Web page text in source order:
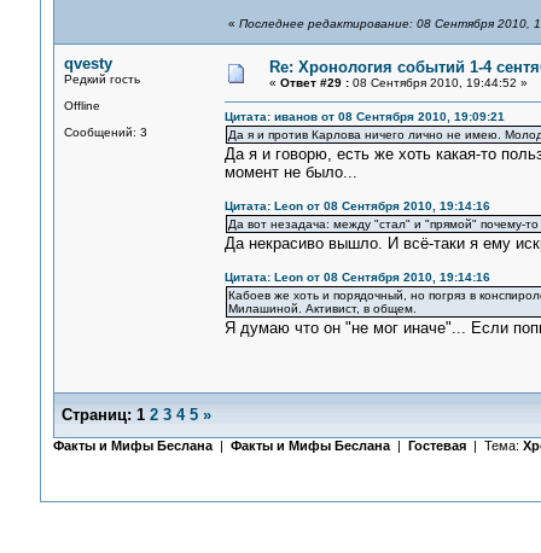
« Последнее редактирование: 08 Сентября 2010,
qvesty
Редкий гость
Offline
Сообщений: 3
Re: Хронология событий 1-4
« Ответ #29 :08 Сентября 2010, 19:44:52 »
Цитата: иванов от 08 Сентября 2010, 19:09:21
Да я и против Карлова ничего лично не имею.
Да я и говорю, есть же хоть какая-то
момент не было...
Цитата: Leon от 08 Сентября 2010, 19:14:16
Да вот незадача: между "стал" и "прямой" почему-
Да некрасиво вышло. И всё-таки я ему
Цитата: Leon от 08 Сентября 2010, 19:14:16
Кабоев же хоть и порядочный, но погряз в
Милашиной. Активист, в общем.
Я думаю что он "не мог иначе"... Если
Страниц: 1 2 3 4 5 »
Факты и Мифы Беслана| Факты и Мифы Беслана| Гостевая | Тема: